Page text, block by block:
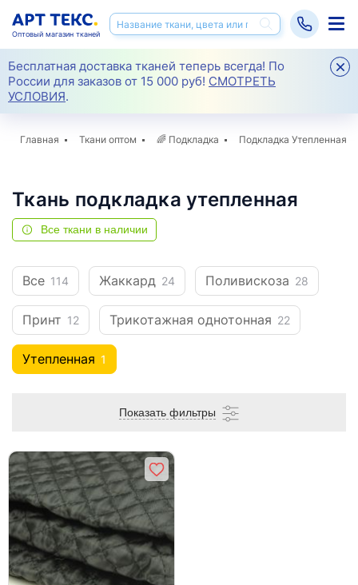
Бесплатная доставка тканей теперь всегда! По
России для заказов от 15 000 руб! СМОТРЕТЬ
УСЛОВИЯ.
Оптовый магазин тканей
Главная Ткани оптом 🌈 Подкладка Подкладка Утепленная
Ткань подкладка утепленная
Все ткани в наличии
Все 114 Жаккард 24 Поливискоза 28
Принт 12 Трикотажная однотонная 22
Утепленная 1
Показать фильтры